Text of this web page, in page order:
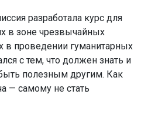
разработала курс для
в зоне чрезвычайных
в проведении гуманитарных
с тем, что должен знать и
полезным другим. Как
— самому не стать